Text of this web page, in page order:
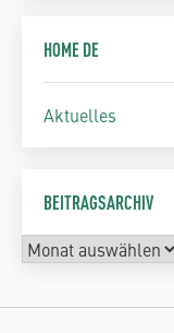
HOME DE
Aktuelles
BEITRAGSARCHIV